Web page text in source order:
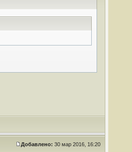
Добавлено: 30 мар 2016, 16:20